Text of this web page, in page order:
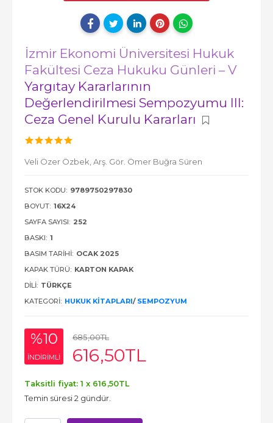
İzmir Ekonomi Üniversitesi Hukuk
Fakültesi Ceza Hukuku Günleri – V
Yargıtay Kararlarının
Değerlendirilmesi Sempozyumu III:
Ceza Genel Kurulu Kararları
Veli Özer Özbek, Arş. Gör. Ömer Buğra Süren
STOK KODU: 9789750297830
BOYUT: 16X24
SAYFA SAYISI: 252
BASKI: 1
BASIM TARIHI: OCAK 2025
KAPAK TÜRÜ: KARTON KAPAK
DILI: TÜRKÇE
KATEGORI: HUKUK KITAPLARI/ SEMPOZYUM
%10
INDIRIMLI
685,00TL
616,50TL
Taksitli fiyat: 1 x 616 ,50TL
Temin süresi 2 gündür.